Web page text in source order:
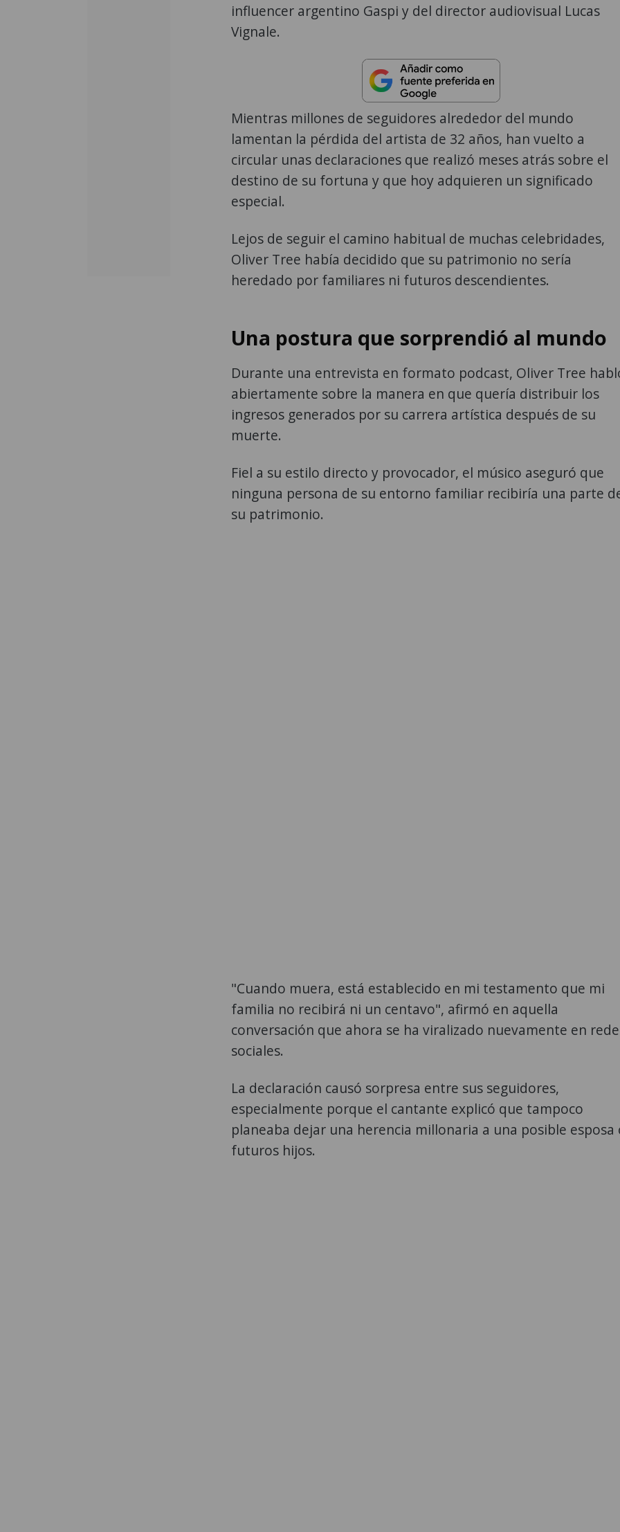
influencer argentino Gaspi y del director audiovisual Lucas
Vignale.
Mientras millones de seguidores alrededor del mundo
lamentan la pérdida del artista de 32 años, han vuelto a
circular unas declaraciones que realizó meses atrás sobre el
destino de su fortuna y que hoy adquieren un significado
especial.
Lejos de seguir el camino habitual de muchas celebridades,
Oliver Tree había decidido que su patrimonio no sería
heredado por familiares ni futuros descendientes.
Una postura que sorprendió al mundo
Durante una entrevista en formato podcast, Oliver Tree
abiertamente sobre la manera en que quería distribuir los
ingresos generados por su carrera artística después de su
muerte.
Fiel a su estilo directo y provocador, el músico aseguró que
ninguna persona de su entorno familiar recibiría una parte
su patrimonio.
"Cuando muera, está establecido en mi testamento que mi
familia no recibirá ni un centavo", afirmó en aquella
conversación que ahora se ha viralizado nuevamente en
sociales.
La declaración causó sorpresa entre sus seguidores,
especialmente porque el cantante explicó que tampoco
planeaba dejar una herencia millonaria a una posible esposa
futuros hijos.